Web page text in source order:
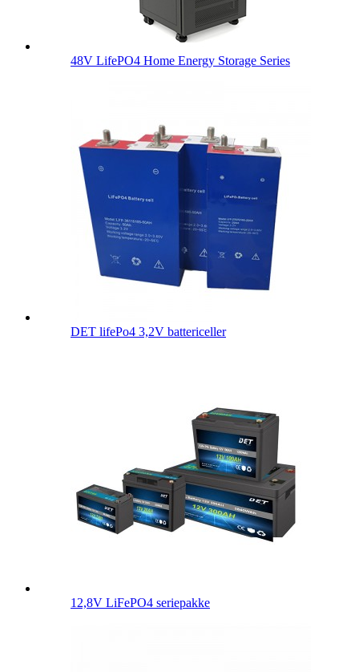
48V LifePO4 Home Energy Storage Series
DET lifePo4 3,2V battericeller
12,8V LiFePO4 seriepakke